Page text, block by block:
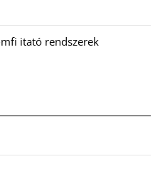
itató rendszerek